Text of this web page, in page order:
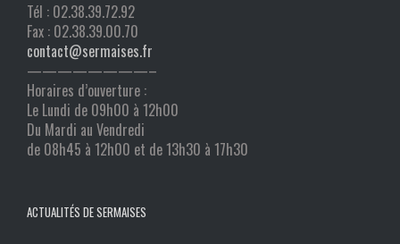
Tél : 02.38.39.72.92
Fax : 02.38.39.00.70
contact@sermaises.fr
————————–
Horaires d’ouverture :
Le Lundi de 09h00 à 12h00
Du Mardi au Vendredi
de 08h45 à 12h00 et de 13h30 à 17h30
ACTUALITÉS DE SERMAISES